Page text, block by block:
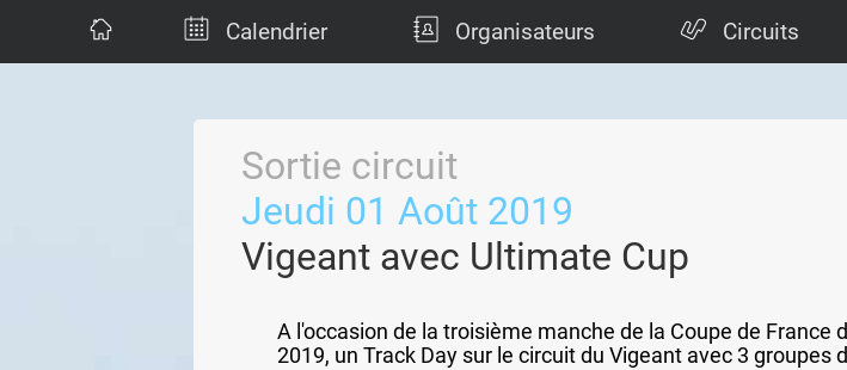
Calendrier Organisateurs Circuits
Sortie circuit
Jeudi 01 Août 2019
Vigeant avec Ultimate Cup
A l'occasion de la troisième manche de la Coupe de
2019, un Track Day sur le circuit du Vigeant avec 3 groupes